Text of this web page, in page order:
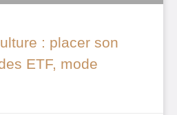
: placer son
ETF, mode